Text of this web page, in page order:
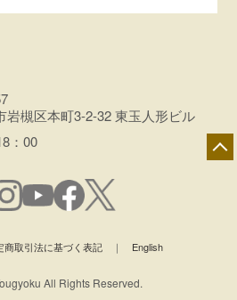
岩槻区本町3-2-32 東玉人形ビル
：00
商取引法に基づく表記 ｜ English
All Rights Reserved.